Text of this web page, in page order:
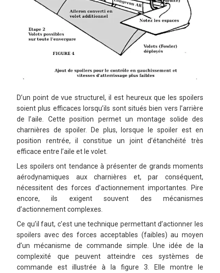
D’un point de vue structurel, il est heureux que les spoilers
soient plus efficaces lorsqu’ils sont situés bien vers l’arrière
de l’aile. Cette position permet un montage solide des
charnières de spoiler. De plus, lorsque le spoiler est en
position rentrée, il constitue un joint d’étanchéité très
efficace entre l’aile et le volet.
Les spoilers ont tendance à présenter de grands moments
aérodynamiques aux charnières et, par conséquent,
nécessitent des forces d’actionnement importantes. Pire
encore, ils exigent souvent des mécanismes
d’actionnement complexes.
Ce qu’il faut, c’est une technique permettant d’actionner les
spoilers avec des forces acceptables (faibles) au moyen
d’un mécanisme de commande simple. Une idée de la
complexité que peuvent atteindre ces systèmes de
commande est illustrée à la figure 3. Elle montre le